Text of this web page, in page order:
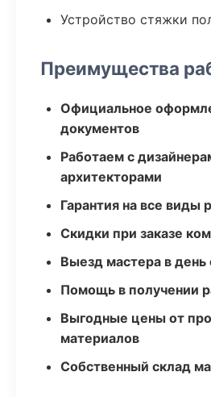
Устройство стяжки
Преимущества
Официальное
документов
Работаем с
архитекторами
Гарантия на все виды
Скидки при заказе
Выезд мастера в
Помощь в получении
Выгодные цены от
материалов
Собственный склад